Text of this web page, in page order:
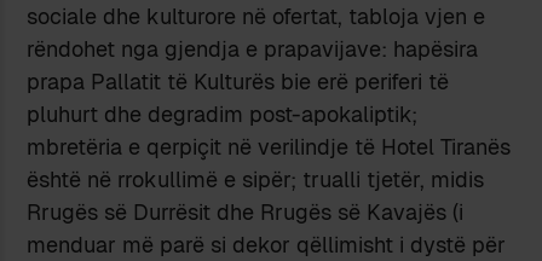
sociale dhe kulturore në ofertat, tabloja vjen e
rëndohet nga gjendja e prapavijave: hapësira
prapa Pallatit të Kulturës bie erë periferi të
pluhurt dhe degradim post-apokaliptik;
mbretëria e qerpiçit në verilindje të Hotel Tiranës
është në rrokullimë e sipër; trualli tjetër, midis
Rrugës së Durrësit dhe Rrugës së Kavajës (i
menduar më parë si dekor qëllimisht i dystë për